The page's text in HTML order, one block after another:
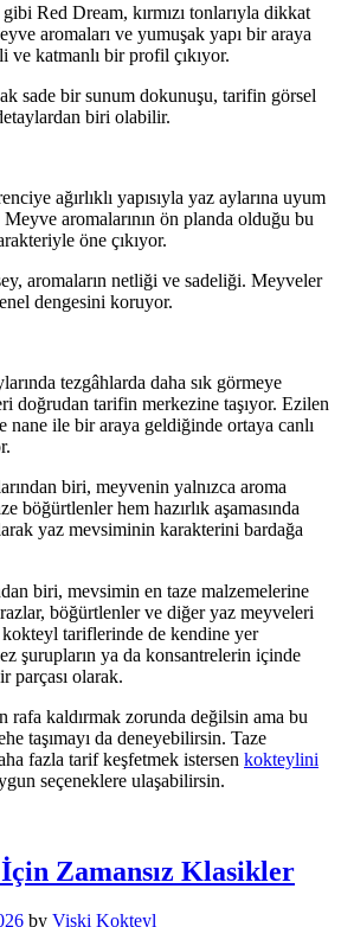
gibi Red Dream, kırmızı tonlarıyla dikkat
aromaları ve yumuşak yapı bir araya
ve katmanlı bir profil çıkıyor.
sade bir sunum dokunuşu, tarifin görsel
biri olabilir.
ağırlıklı yapısıyla yaz aylarına uyum
aromalarının ön planda olduğu bu
öne çıkıyor.
aromaların netliği ve sadeliği. Meyveler
dengesini koruyor.
tezgâhlarda daha sık görmeye
doğrudan tarifin merkezine taşıyor. Ezilen
nane ile bir araya geldiğinde ortaya canlı
biri, meyvenin yalnızca aroma
böğürtlenler hem hazırlık aşamasında
yaz mevsiminin karakterini bardağa
biri, mevsimin en taze malzemelerine
böğürtlenler ve diğer yaz meyveleri
tariflerinde de kendine yer
şurupların ya da konsantrelerin içinde
parçası olarak.
rafa kaldırmak zorunda değilsin ama bu
taşımayı da deneyebilirsin. Taze
fazla tarif keşfetmek istersen kokteylini
seçeneklere ulaşabilirsin.
Zamansız Klasikler
by Viski Kokteyl